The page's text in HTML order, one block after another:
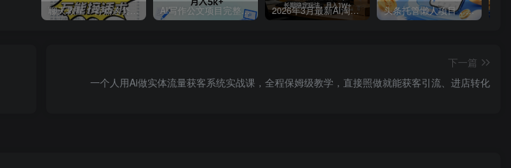
聊天救星！背熟这套高情商万能接话术 AI写作公文项目完整SOP，保姆级零基础也能学会的AI公文写作，月入5k+ 2026年3月最新AI淘宝无货源电商课程，0基础新手也能操作，长期稳定玩法，月入1W+ 头条托管懒人项目，每天仅需10分钟，月入2000+，纯无脑操作，手机就能操作【揭秘】
下一篇
一个人用Ai做实体流量获客系统实战课，全程保姆级教学，直接照做就能获客引流、进店转化